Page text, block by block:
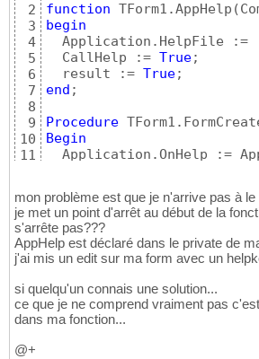
2
3
4
5
6
7
8
9
10
11
function TForm1.AppHelp (
begin
  Application.HelpFile :=
  CallHelp :=
True;
  result :=
True
end ;
Procedure
Begin
mon problème est que je n'arrive pas à
je met un point d'arrêt au début de la
s'arrête pas???
AppHelp est déclaré dans le private de
j'ai mis un edit sur ma form avec un
si quelqu'un connais une solution...
ce que je ne comprend vraiment pas
dans ma fonction...
@+